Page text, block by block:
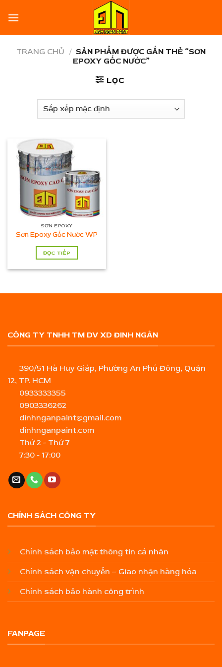
TRANG CHỦ / SẢN PHẨM ĐƯỢC GẮN THẺ “SƠN
EPOXY GỐC NƯỚC”
LỌC
SƠN EPOXY
Sơn Epoxy Gốc Nước WP
ĐỌC TIẾP
CÔNG TY TNHH TM DV XD ĐINH NGÂN
390/51 Hà Huy Giáp, Phường An Phú Đông, Quận
12, TP. HCM
0933333355
0903336262
dinhnganpaint@gmail.com
dinhnganpaint.com
Thứ 2 - Thứ 7
7:30 - 17:00
CHÍNH SÁCH CÔNG TY
Chính sách bảo mật thông tin cá nhân
Chính sách vận chuyển – Giao nhận hàng hóa
Chính sách bảo hành công trình
FANPAGE